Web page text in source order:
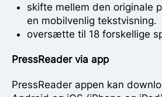
skifte mellem den originale
en mobilvenlig tekstvisning.
oversætte til 18 forskellige
PressReader via app
PressReader appen kan